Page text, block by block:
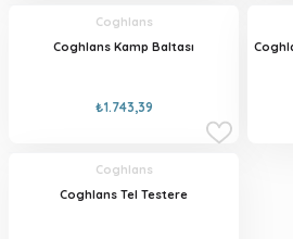
Coghlans
Coghlans Kamp Baltası
₺1.743,39
Coghlans
Coghlans Tel Testere